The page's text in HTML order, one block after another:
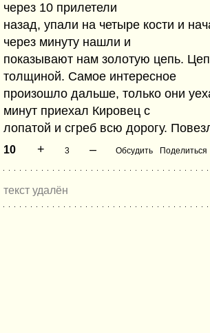
через 10 прилетели
назад, упали на четыре кости и
через минуту нашли и
показывают нам золотую цепь.
толщиной. Самое интересное
произошло дальше, только они
минут приехал Кировец с
лопатой и сгреб всю дорогу.
10 + 3 – Обсудить Поделиться
текст удалён